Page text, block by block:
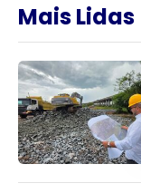
Mais Lidas